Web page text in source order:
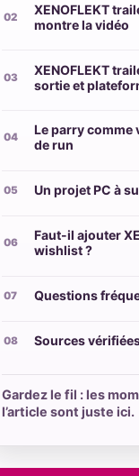
XENOFLEKT
montre la vidéo
XENOFLEKT
sortie et
Le parry comme
de run
Un projet PC à
Faut-il ajouter
wishlist ?
Questions
Sources
Gardez le fil : les
l’article sont juste ici.